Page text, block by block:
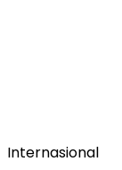
Internasional